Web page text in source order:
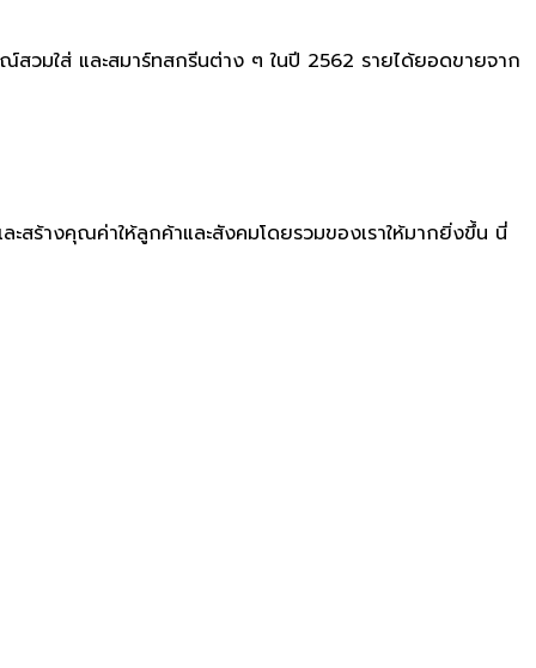
วมใส่ และสมาร์ทสกรีนต่าง ๆ ในปี 2562 รายได้ยอดขายจาก
สร้างคุณค่าให้ลูกค้าและสังคมโดยรวมของเราให้มากยิ่งขึ้น นี่